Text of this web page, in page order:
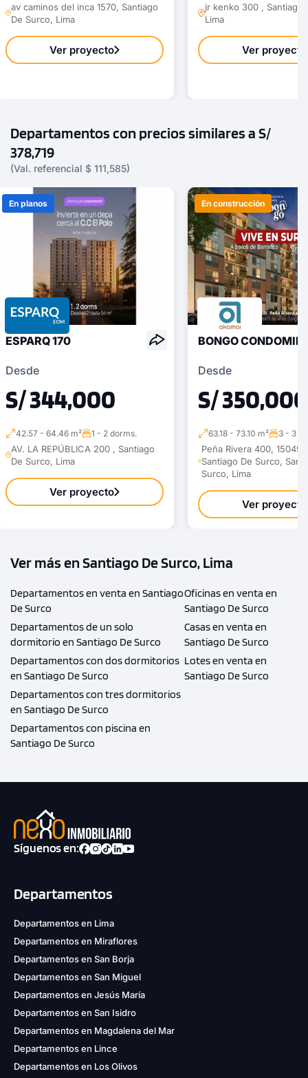
av caminos del inca 1570, Santiago
De Surco, Lima
Ver proyecto
jr kenko 300 , Santiago
Lima
Ver proyecto
Departamentos con precios similares a S/
378,719
(Val. referencial $ 111,585)
En planos
ESPARQ 170
Desde
S/ 344,000
42.57 - 64.46 m² 1 - 2 dorms.
AV. LA REPÚBLICA 200 , Santiago
De Surco, Lima
Ver proyecto
En construcción
BONGO
Desde
S/ 350,000
63.18 - 73.10 m² 3 - 3
Peña Rivera 400, 15049
Santiago De Surco,
Surco, Lima
Ver proyecto
Ver más en Santiago De Surco, Lima
Departamentos en venta en Santiago
De Surco
Departamentos de un solo
dormitorio en Santiago De Surco
Departamentos con dos dormitorios
en Santiago De Surco
Departamentos con tres dormitorios
en Santiago De Surco
Departamentos con piscina en
Santiago De Surco
Oficinas en venta en
Santiago De Surco
Casas en venta en
Santiago De Surco
Lotes en venta en
Santiago De Surco
Síguenos en:
Departamentos
Departamentos en Lima
Departamentos en Miraflores
Departamentos en San Borja
Departamentos en San Miguel
Departamentos en Jesús María
Departamentos en San Isidro
Departamentos en Magdalena del Mar
Departamentos en Lince
Departamentos en Los Olivos